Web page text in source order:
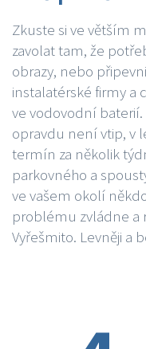
Zkuste si ve větším
zavolat tam, že
obrazy, nebo
instalatérské firmy a
ve vodovodní
opravdu není vtip, v
termín za několik
parkovného a
ve vašem okolí
problému zvládne a
Vyřešmito. Levněji a